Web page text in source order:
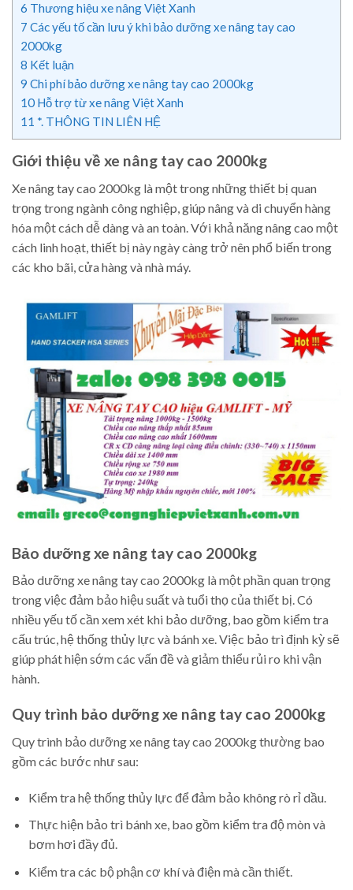
6 Thương hiệu xe nâng Việt Xanh
7 Các yếu tố cần lưu ý khi bảo dưỡng xe nâng tay cao
2000kg
8 Kết luận
9 Chi phí bảo dưỡng xe nâng tay cao 2000kg
10 Hỗ trợ từ xe nâng Việt Xanh
11 *. THÔNG TIN LIÊN HỆ
Giới thiệu về xe nâng tay cao 2000kg
Xe nâng tay cao 2000kg là một trong những thiết bị quan
trọng trong ngành công nghiệp, giúp nâng và di chuyển hàng
hóa một cách dễ dàng và an toàn. Với khả năng nâng cao một
cách linh hoạt, thiết bị này ngày càng trở nên phổ biến trong
các kho bãi, cửa hàng và nhà máy.
Bảo dưỡng xe nâng tay cao 2000kg
Bảo dưỡng xe nâng tay cao 2000kg là một phần quan trọng
trong việc đảm bảo hiệu suất và tuổi thọ của thiết bị. Có
nhiều yếu tố cần xem xét khi bảo dưỡng, bao gồm kiểm tra
cấu trúc, hệ thống thủy lực và bánh xe. Việc bảo trì định kỳ sẽ
giúp phát hiện sớm các vấn đề và giảm thiểu rủi ro khi vận
hành.
Quy trình bảo dưỡng xe nâng tay cao 2000kg
Quy trình bảo dưỡng xe nâng tay cao 2000kg thường bao
gồm các bước như sau:
Kiểm tra hệ thống thủy lực để đảm bảo không rò rỉ dầu.
Thực hiện bảo trì bánh xe, bao gồm kiểm tra độ mòn và
bơm hơi đầy đủ.
Kiểm tra các bộ phận cơ khí và điện mà cần thiết.